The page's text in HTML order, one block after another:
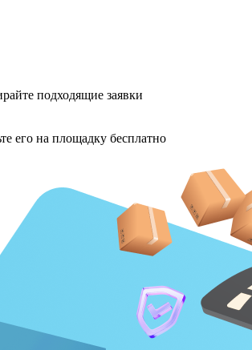
подходящие заявки
его на площадку бесплатно